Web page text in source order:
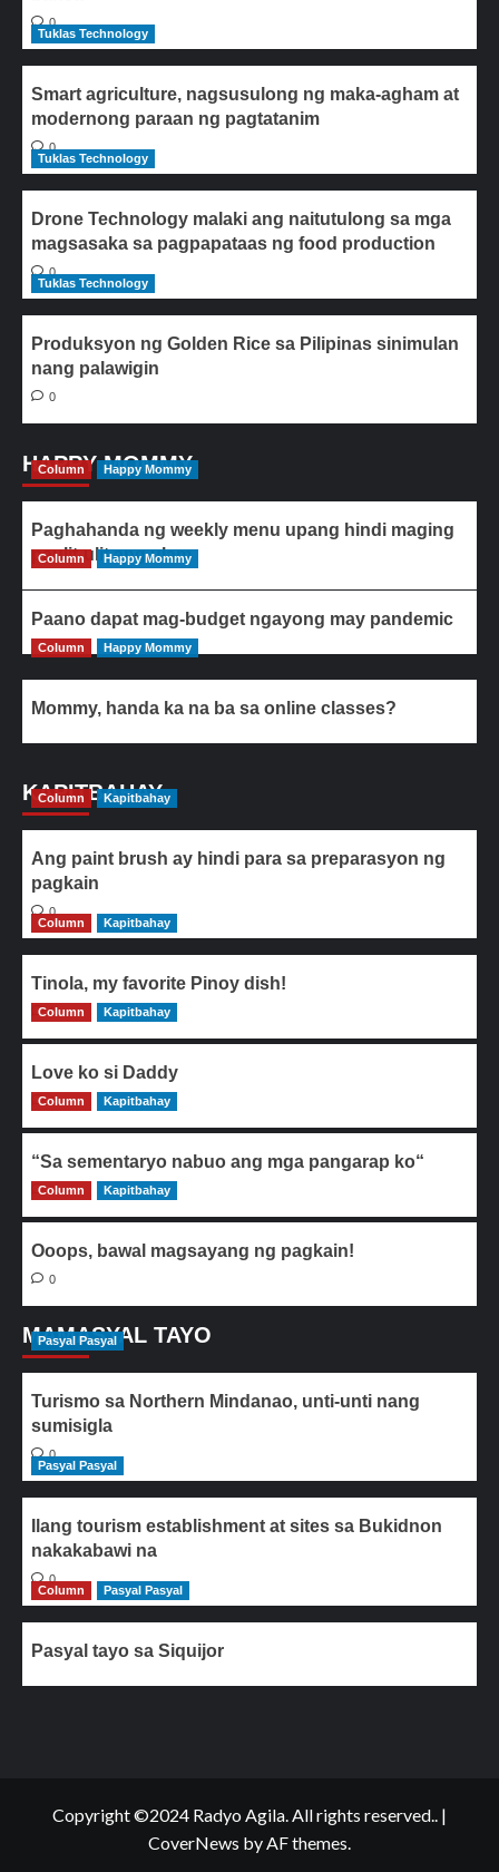
0
Tuklas Technology
Smart agriculture, nagsusulong ng maka-agham at
modernong paraan ng pagtatanim
0
Tuklas Technology
Drone Technology malaki ang naitutulong sa mga
magsasaka sa pagpapataas ng food production
0
Tuklas Technology
Produksyon ng Golden Rice sa Pilipinas sinimulan
nang palawigin
0
HAPPY MOMMY
Column Happy Mommy
Paghahanda ng weekly menu upang hindi maging
paulit-ulit ang ulam
Column Happy Mommy
Paano dapat mag-budget ngayong may pandemic
Column Happy Mommy
Mommy, handa ka na ba sa online classes?
KAPITBAHAY
Column Kapitbahay
Ang paint brush ay hindi para sa preparasyon ng
pagkain
0
Column
Kapitbahay
Tinola, my favorite Pinoy dish!
0
Column Kapitbahay
Love ko si Daddy
0
Column Kapitbahay
“Sa sementaryo nabuo ang mga pangarap ko“
0
Column Kapitbahay
Ooops, bawal magsayang ng pagkain!
0
MAMASYAL TAYO
Pasyal Pasyal
Turismo sa Northern Mindanao, unti-unti nang
sumisigla
0
Pasyal Pasyal
Ilang tourism establishment at sites sa Bukidnon
nakakabawi na
0
Column
Pasyal Pasyal
Pasyal tayo sa Siquijor
Copyright ©2024 Radyo Agila. All rights reserved.. |
CoverNews by AF themes.